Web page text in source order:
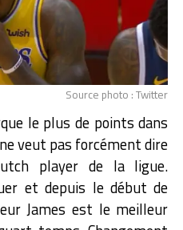
Source photo : Twitter
le plus de points dans
veut pas forcément dire
player de la ligue.
et depuis le début de
James est le meilleur